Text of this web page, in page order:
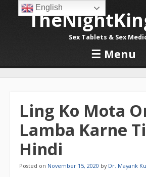
Sex Tablets & Sex
☰ Menu
Skip to content
Ling Ko Mota
Lamba Karne
Hindi
Posted on November 15, 2020 by Dr. Mayank
English